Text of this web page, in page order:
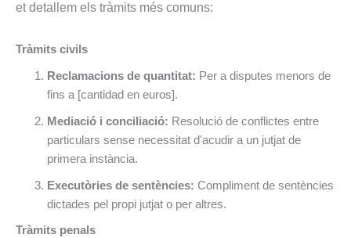
et detallem els tràmits més comuns:
Tràmits civils
Reclamacions de quantitat: Per a disputes menors de
fins a [cantidad en euros].
Mediació i conciliació: Resolució de conflictes entre
particulars sense necessitat d'acudir a un jutjat de
primera instància.
Executòries de sentències: Compliment de sentències
dictades pel propi jutjat o per altres.
Tràmits penals